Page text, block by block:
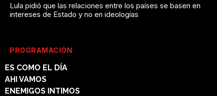
Lula pidió que las relaciones entre los países se basen en
intereses de Estado y no en ideologías
PROGRAMACIÓN
ES COMO EL DÍA
AHI VAMOS
ENEMIGOS INTIMOS